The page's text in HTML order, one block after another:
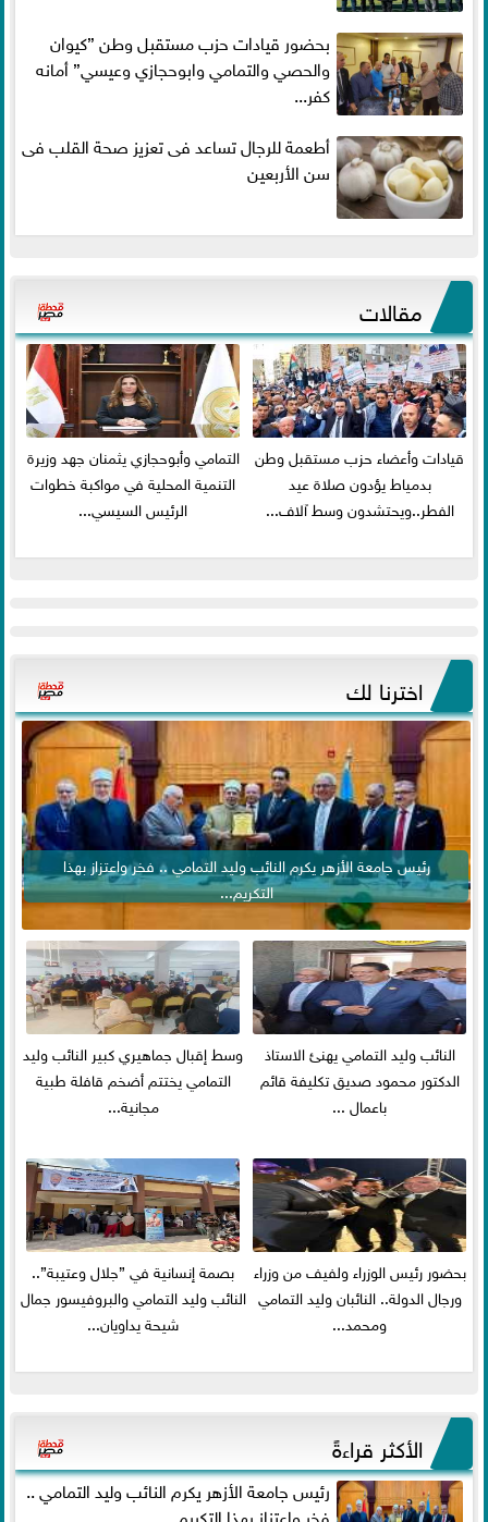
بحضور قيادات حزب مستقبل وطن ”كيوان
والحصي والتمامي وابوحجازي وعيسي” أمانه
كفر...
أطعمة للرجال تساعد فى تعزيز صحة القلب فى
سن الأربعين
مقالات
قيادات وأعضاء حزب مستقبل وطن
بدمياط يؤدون صلاة عيد
الفطر..ويحتشدون وسط آلاف...
التمامي وأبوحجازي يثمنان جهد وزيرة
التنمية المحلية في مواكبة خطوات
الرئيس السيسي...
اخترنا لك
رئيس جامعة الأزهر يكرم النائب وليد التمامي .. فخر واعتزاز بهذا
التكريم...
النائب وليد التمامي يهنئ الاستاذ
الدكتور محمود صديق تكليفة قائم
باعمال ...
وسط إقبال جماهيري كبير النائب وليد
التمامي يختتم أضخم قافلة طبية
مجانية...
بحضور رئيس الوزراء ولفيف من وزراء
ورجال الدولة.. النائبان وليد التمامي
ومحمد...
بصمة إنسانية في ”جلال وعتيبة”..
النائب وليد التمامي والبروفيسور جمال
شيحة يداويان...
الأكثر قراءةً
رئيس جامعة الأزهر يكرم النائب وليد التمامي ..
فخر واعتزاز بهذا التكريم...